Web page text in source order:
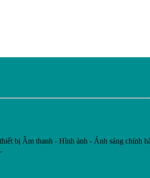
bị Âm thanh - Hình ảnh - Ánh sáng chính